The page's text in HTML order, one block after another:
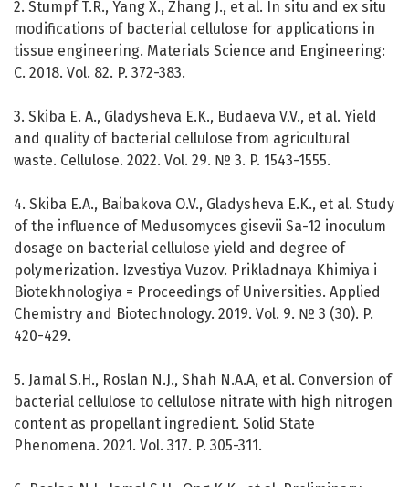
2. Stumpf T.R., Yang X., Zhang J., et al. In situ and ex situ
modifications of bacterial cellulose for applications in
tissue engineering. Materials Science and Engineering:
C. 2018. Vol. 82. P. 372-383.
3. Skiba E. A., Gladysheva E.K., Budaeva V.V., et al. Yield
and quality of bacterial cellulose from agricultural
waste. Cellulose. 2022. Vol. 29. № 3. P. 1543-1555.
4. Skiba E.A., Baibakova O.V., Gladysheva E.K., et al. Study
of the influence of Medusomyces gisevii Sa-12 inoculum
dosage on bacterial cellulose yield and degree of
polymerization. Izvestiya Vuzov. Prikladnaya Khimiya i
Biotekhnologiya = Proceedings of Universities. Applied
Chemistry and Biotechnology. 2019. Vol. 9. № 3 (30). P.
420-429.
5. Jamal S.H., Roslan N.J., Shah N.A.A, et al. Conversion of
bacterial cellulose to cellulose nitrate with high nitrogen
content as propellant ingredient. Solid State
Phenomena. 2021. Vol. 317. P. 305-311.